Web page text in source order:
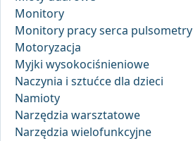
Monitory
Monitory pracy serca pulsometry
Motoryzacja
Myjki wysokociśnieniowe
Naczynia i sztućce dla dzieci
Namioty
Narzędzia warsztatowe
Narzędzia wielofunkcyjne